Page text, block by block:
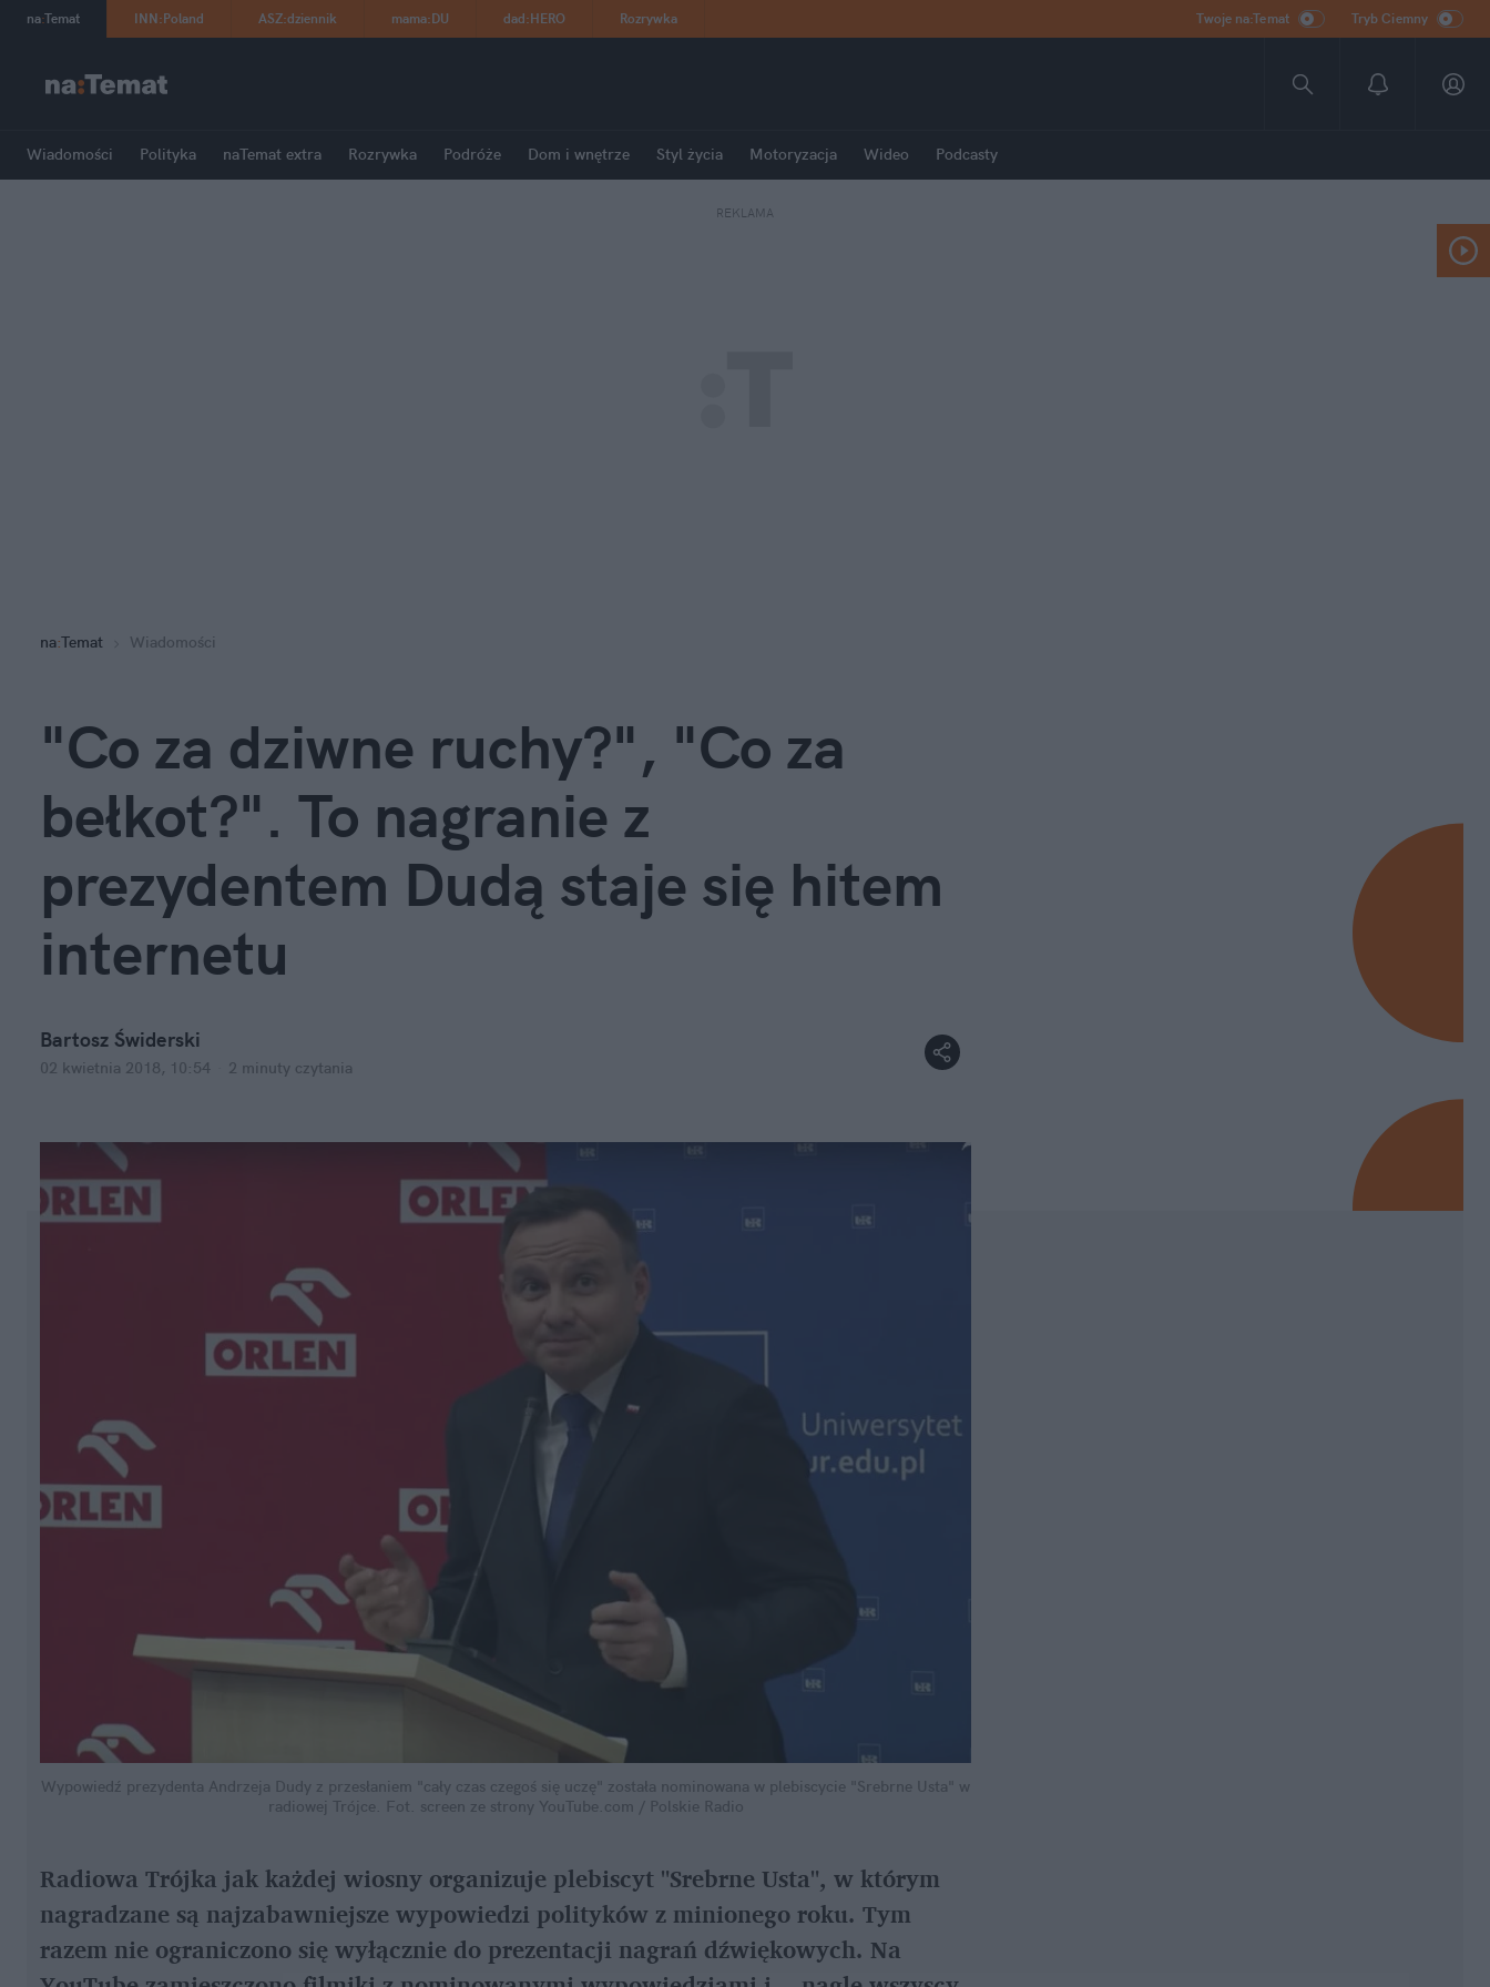
na:Temat INN:Poland ASZ:dziennik mama:DU dad:HERO Rozrywka Twoje na:Temat Tryb Ciemny
Wiadomości Polityka naTemat extra Rozrywka Podróże Dom i wnętrze Styl życia Motoryzacja Wideo Podcasty
REKLAMA
na:Temat Wiadomości
"Co za dziwne ruchy?", "Co za
bełkot?". To nagranie z
prezydentem Dudą staje się hitem
internetu
Bartosz Świderski
02 kwietnia 2018, 10:54 2 minuty czytania
Wypowiedź prezydenta Andrzeja Dudy z przesłaniem "cały czas czegoś się uczę" została nominowana w plebiscycie "Srebrne Usta" w
radiowej Trójce. Fot. screen ze strony YouTube.com / Polskie Radio
Radiowa Trójka jak każdej wiosny organizuje plebiscyt "Srebrne Usta", w którym
nagradzane są najzabawniejsze wypowiedzi polityków z minionego roku. Tym
razem nie ograniczono się wyłącznie do prezentacji nagrań dźwiękowych. Na